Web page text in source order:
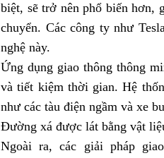
biệt, sẽ trở nên phổ biến hơn,
chuyển. Các công ty như
nghệ này.
Ứng dụng giao thông thông
và tiết kiệm thời gian. Hệ
như các tàu điện ngầm và xe
Đường xá được lát bằng vật
Ngoài ra, các giải pháp